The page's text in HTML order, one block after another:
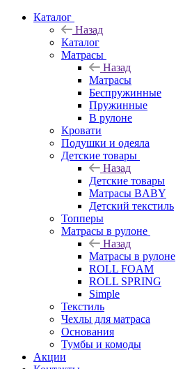
Каталог
Назад
Каталог
Матрасы
Назад
Матрасы
Беспружинные
Пружинные
В рулоне
Кровати
Подушки и одеяла
Детские товары
Назад
Детские товары
Матрасы BABY
Детский текстиль
Топперы
Матрасы в рулоне
Назад
Матрасы в рулоне
ROLL FOAM
ROLL SPRING
Simple
Текстиль
Чехлы для матраса
Основания
Тумбы и комоды
Акции